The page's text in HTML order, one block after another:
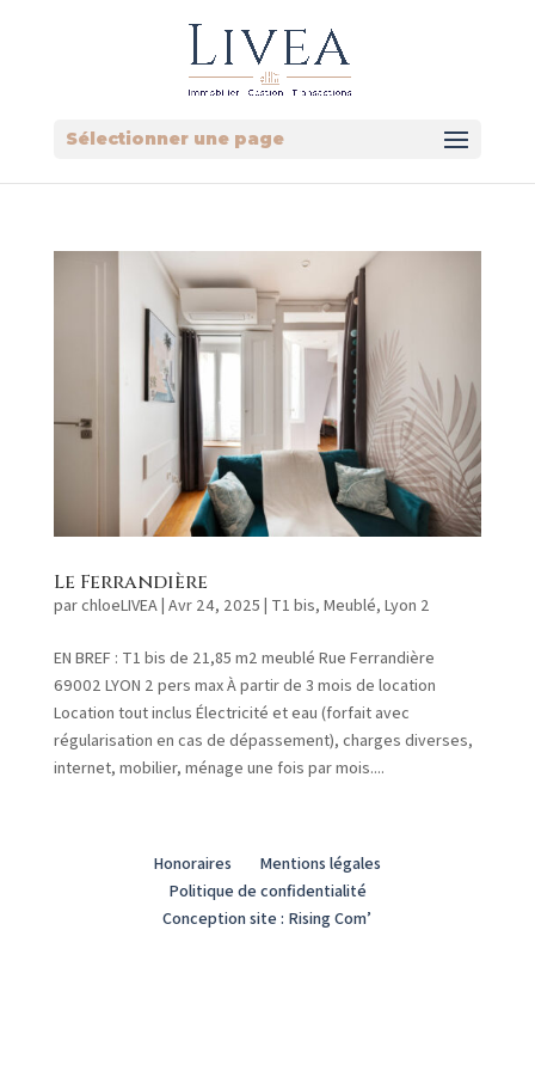
Sélectionner une page
Le Ferrandière
parchloeLIVEA| Avr 24, 2025 | T1 bis, Meublé, Lyon 2
EN BREF : T1 bis de 21,85 m2 meublé Rue Ferrandière
69002 LYON 2 pers max À partir de 3 mois de location
Location tout inclus Électricité et eau (forfait avec
régularisation en cas de dépassement), charges diverses,
internet, mobilier, ménage une fois par mois....
Honoraires
Mentions légales
Politique de confidentialité
Conception site : Rising Com’